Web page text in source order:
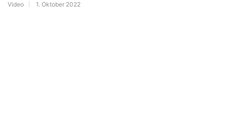
Video 1. Oktober 2022